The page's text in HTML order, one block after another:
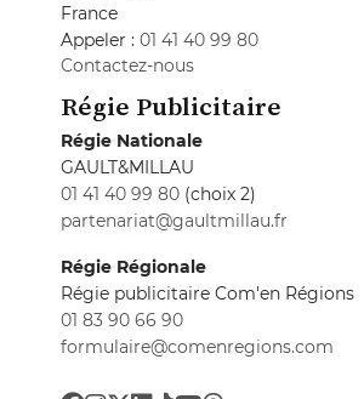
France
Appeler : 01 41 40 99 80
Contactez-nous
Régie Publicitaire
Régie Nationale
GAULT&MILLAU
01 41 40 99 80 (choix 2)
partenariat@gaultmillau.fr
Régie Régionale
Régie publicitaire Com'en Régions
01 83 90 66 90
formulaire@comenregions.com